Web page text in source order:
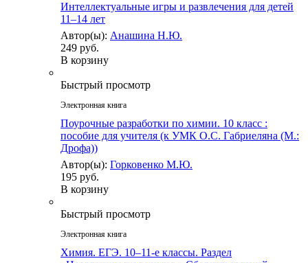
Интеллектуальные игры и развлечения для детей
11–14 лет
Автор(ы): Анашина Н.Ю.
249 руб.
В корзину
Быстрый просмотр
Электронная книга
Поурочные разработки по химии. 10 класс :
пособие для учителя (к УМК О.С. Габриеляна (М.:
Дрофа))
Автор(ы): Горковенко М.Ю.
195 руб.
В корзину
Быстрый просмотр
Электронная книга
Химия. ЕГЭ. 10–11-е классы. Раздел